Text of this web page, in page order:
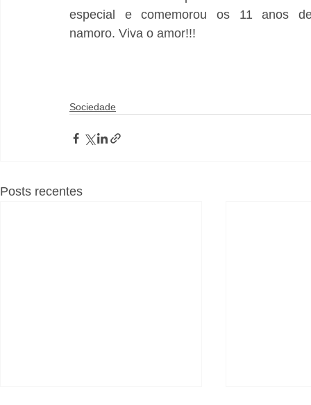
especial e comemorou os 11 anos
namoro. Viva o amor!!!
Sociedade
Posts recentes